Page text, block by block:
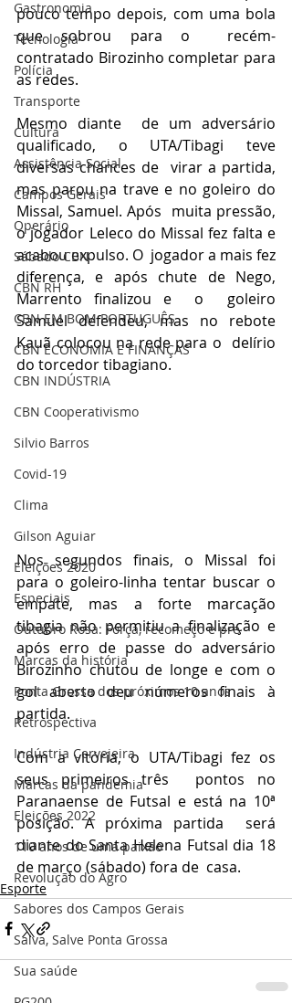
Gastronomia
Tecnologia
Polícia
Transporte
Cultura
Assistência Social
Campos Gerais
Operário
Sábado CBN
CBN RH
CBN EM BOM PORTUGUÊS
CBN ECONOMIA E FINANÇAS
CBN INDÚSTRIA
CBN Cooperativismo
Silvio Barros
Covid-19
Clima
Gilson Aguiar
Eleições 2020
Especiais
Outubro Rosa: Força, recomeço e pre
Marcas da história
Ponta Grossa dos próximos 10 anos
Retrospectiva
Indústria Cervejeira
Marcas da pandemia
Eleições 2022
110 anos de uma paixão
Revolução do Agro
Sabores dos Campos Gerais
Salva, Salve Ponta Grossa
Sua saúde
pouco tempo depois, com uma bola
que sobrou para o  recém-
contratado Birozinho completar para
as redes.
Mesmo diante  de um adversário
qualificado, o UTA/Tibagi teve
diversas chances de  virar a partida,
mas parou na trave e no goleiro do
Missal, Samuel. Após  muita pressão,
o jogador Leleco do Missal fez falta e
acabou expulso. O  jogador a mais fez
diferença, e após chute de Nego,
Marrento finalizou e  o  goleiro
Samuel defendeu, mas no rebote
Kauã colocou na rede para o  delírio
do torcedor tibagiano.
Nos segundos finais, o Missal foi
para o goleiro-linha tentar buscar o
empate, mas a forte marcação
tibagia não permitiu a finalização e
após erro de passe do adversário
Birozinho chutou de longe e com o
gol aberto deu números finais à
partida.
Com a vitória, o UTA/Tibagi fez os
seus primeiros três  pontos no
Paranaense de Futsal e está na 10ª
posição. A próxima partida  será
diante do Santa Helena Futsal dia 18
de março (sábado) fora de  casa.
Esporte